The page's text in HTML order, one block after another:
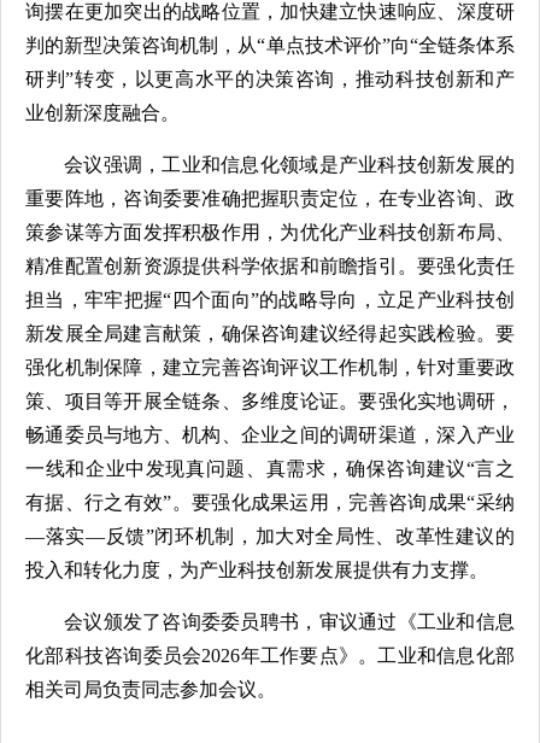
询摆在更加突出的战略位置，加快建立快速响应、深度研
判的新型决策咨询机制，从“单点技术评价”向“全链条体系
研判”转变，以更高水平的决策咨询，推动科技创新和产
业创新深度融合。
会议强调，工业和信息化领域是产业科技创新发展的
重要阵地，咨询委要准确把握职责定位，在专业咨询、政
策参谋等方面发挥积极作用，为优化产业科技创新布局、
精准配置创新资源提供科学依据和前瞻指引。要强化责任
担当，牢牢把握“四个面向”的战略导向，立足产业科技创
新发展全局建言献策，确保咨询建议经得起实践检验。要
强化机制保障，建立完善咨询评议工作机制，针对重要政
策、项目等开展全链条、多维度论证。要强化实地调研，
畅通委员与地方、机构、企业之间的调研渠道，深入产业
一线和企业中发现真问题、真需求，确保咨询建议“言之
有据、行之有效”。要强化成果运用，完善咨询成果“采纳
—落实—反馈”闭环机制，加大对全局性、改革性建议的
投入和转化力度，为产业科技创新发展提供有力支撑。
会议颁发了咨询委委员聘书，审议通过《工业和信息
化部科技咨询委员会2026年工作要点》。工业和信息化部
相关司局负责同志参加会议。